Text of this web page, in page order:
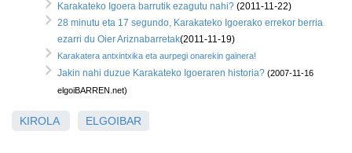
Karakateko Igoera barrutik ezagutu nahi? (2011-11-22)
28 minutu eta 17 segundo, Karakateko Igoerako errekor berria
ezarri du Oier Ariznabarretak(2011-11-19)
Karakatera antxintxika eta aurpegi onarekin gainera!
Jakin nahi duzue Karakateko Igoeraren historia? (2007-11-16
elgoiBARREN.net)
KIROLA ELGOIBAR